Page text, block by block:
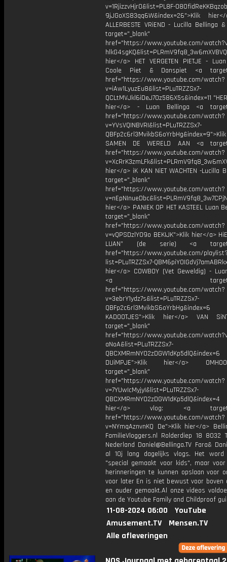
v=1RjizzvHjr0&list=PL8F-
9jJGoXS83qq6W&index=26">Klik
ALLERBESTE VRiEND - Lucilla Bellinga
target="_blank"
href="https://www.youtube.com/
hier</a> HET VERGETEN PIETJE -
Coole Piet & Danspiet <a
href="https://www.youtube.com/watch?
v=iAw1LyuzEu8&list=PLuTRZZSx7-
QCLtMVJkl6iDeJ7Oz586X5s&index=11
hier</a> - Luan Bellinga <a
href="https://www.youtube.com/watch?
v=YVsVQINBVRI&list=PLuTRZZSx7-
SAMEN DE WERELD AAN <a
href="https://www.youtube.com/watch?
hier</a> iK KAN NiET WACHTEN -Lucilla
target="_blank"
href="https://www.youtube.com/watch?
hier</a> PANIEK OP HET KASTEEL Luan
target="_blank"
href="https://www.youtube.com/watch?
v=vQPSDzlYO9o BEKIJK">Klik hier</a>
LUAN” (de serie) <a
href="https://www.youtube.com/
list=PLuTRZZSx7-
hier</a> COWBOY (Vet Geweldig) -
<a
href="https://www.youtube.com/watch?
v=3ebrY1ydz7s&list=PLuTRZZSx7-
QBFp2c6rl3MvikbS6oYrbHg&index=6
KADOOTJES">Klik hier</a> VAN
target="_blank"
href="https://www.youtube.com/
aNoA&list=PLuTRZZSx7-
QBCXMRmNYO2zDGW1dKp5dlQ&index=6
DUiMPJE">Klik hier</a>
target="_blank"
href="https://www.youtube.com/watch?
v=7YUwIcMyjyI&list=PLuTRZZSx7-
hier</a> vlog: <a
href="https://www.youtube.com/watch?
v=NYmqAznvnKQ De">Klik hier</a>
FamilieVloggers.nl Rolderdiep 18 8032
Nederland Daniel@Bellinga.TV Fara&
al 10j lang dagelijks vlogs. Het
"special gemaakt voor kids", maar
herinneringen te kunnen opslaan voor
voor later En is niet bewust voor boven
en ouder gemaakt.Al onze videos
aan de Youtube Family and Childproof
11-08-2024 06:00
YouTube
Amusement.TV
Mensen.TV
Alle afleveringen